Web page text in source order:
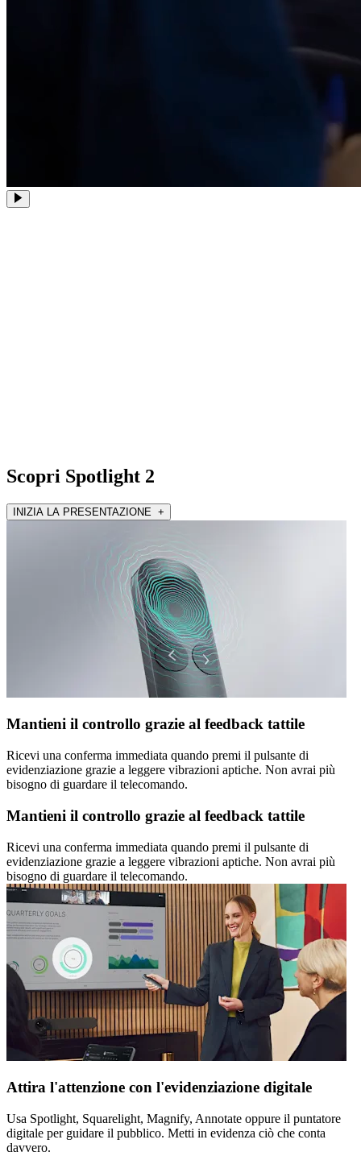
Scopri Spotlight 2
INIZIA LA PRESENTAZIONE +
Mantieni il controllo grazie al feedback tattile
Ricevi una conferma immediata quando premi il pulsante di
evidenziazione grazie a leggere vibrazioni aptiche. Non avrai più
bisogno di guardare il telecomando.
Mantieni il controllo grazie al feedback tattile
Ricevi una conferma immediata quando premi il pulsante di
evidenziazione grazie a leggere vibrazioni aptiche. Non avrai più
bisogno di guardare il telecomando.
Attira l'attenzione con l'evidenziazione digitale
Usa Spotlight, Squarelight, Magnify, Annotate oppure il puntatore
digitale per guidare il pubblico. Metti in evidenza ciò che conta
davvero.